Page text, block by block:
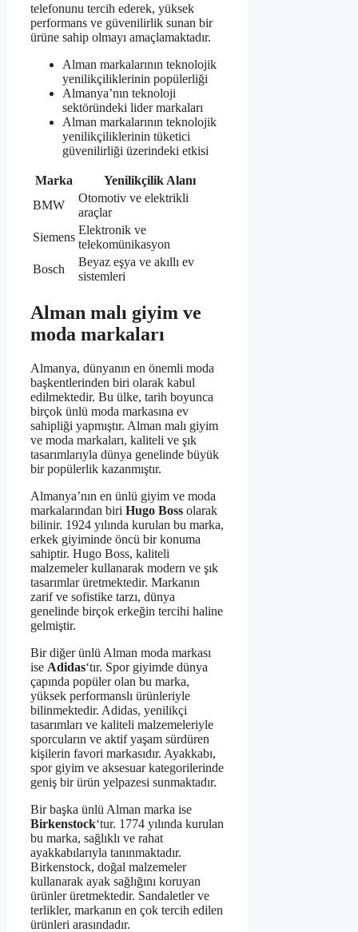
telefonunu tercih ederek, yüksek
performans ve güvenilirlik sunan bir
ürüne sahip olmayı amaçlamaktadır.
Alman markalarının teknolojik
yenilikçiliklerinin popülerliği
Almanya’nın teknoloji
sektöründeki lider markaları
Alman markalarının teknolojik
yenilikçiliklerinin tüketici
güvenilirliği üzerindeki etkisi
Marka
Yenilikçilik Alanı
BMW
Otomotiv ve elektrikli
araçlar
Siemens
Elektronik ve
telekomünikasyon
Bosch
Beyaz eşya ve akıllı ev
sistemleri
Alman malı giyim ve
moda markaları
Almanya, dünyanın en önemli moda
başkentlerinden biri olarak kabul
edilmektedir. Bu ülke, tarih boyunca
birçok ünlü moda markasına ev
sahipliği yapmıştır. Alman malı giyim
ve moda markaları, kaliteli ve şık
tasarımlarıyla dünya genelinde büyük
bir popülerlik kazanmıştır.
Almanya’nın en ünlü giyim ve moda
markalarından biri Hugo Boss olarak
bilinir. 1924 yılında kurulan bu marka,
erkek giyiminde öncü bir konuma
sahiptir. Hugo Boss, kaliteli
malzemeler kullanarak modern ve şık
tasarımlar üretmektedir. Markanın
zarif ve sofistike tarzı, dünya
genelinde birçok erkeğin tercihi haline
gelmiştir.
Bir diğer ünlü Alman moda markası
ise Adidas‘tır. Spor giyimde dünya
çapında popüler olan bu marka,
yüksek performanslı ürünleriyle
bilinmektedir. Adidas, yenilikçi
tasarımları ve kaliteli malzemeleriyle
sporcuların ve aktif yaşam sürdüren
kişilerin favori markasıdır. Ayakkabı,
spor giyim ve aksesuar kategorilerinde
geniş bir ürün yelpazesi sunmaktadır.
Bir başka ünlü Alman marka ise
Birkenstock‘tur. 1774 yılında kurulan
bu marka, sağlıklı ve rahat
ayakkabılarıyla tanınmaktadır.
Birkenstock, doğal malzemeler
kullanarak ayak sağlığını koruyan
ürünler üretmektedir. Sandaletler ve
terlikler, markanın en çok tercih edilen
ürünleri arasındadır.